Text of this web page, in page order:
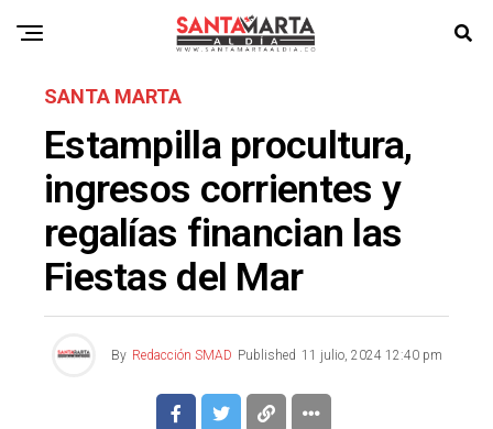
SANTA MARTA
Estampilla procultura,
ingresos corrientes y
regalías financian las
Fiestas del Mar
By Redacción SMAD Published 11 julio, 2024 12:40 pm